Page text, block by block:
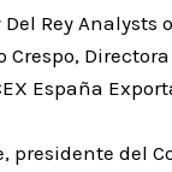
Del Rey Analysts
Crespo,
España
presidente del